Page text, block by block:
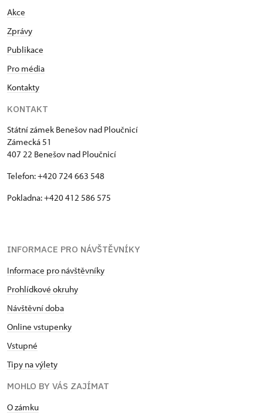
Akce
Zprávy
Publikace
Pro média
Kontakty
KONTAKT
Státní zámek Benešov nad Ploučnicí
Zámecká 51
407 22 Benešov nad Ploučnicí
Telefon: +420 724 663 548
Pokladna: +420 412 586 575
INFORMACE PRO NÁVŠTĚVNÍKY
Informace pro návštěvníky
Prohlídkové okruhy
Návštěvní doba
Online vstupenky
Vstupné
Tipy na výlety
MOHLO BY VÁS ZAJÍMAT
O zámku